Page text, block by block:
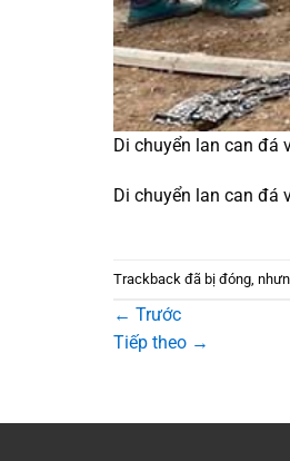
Di chuyển lan can đá
Di chuyển lan can đá
Trackback đã bị đóng,
← Trước
Tiếp theo →